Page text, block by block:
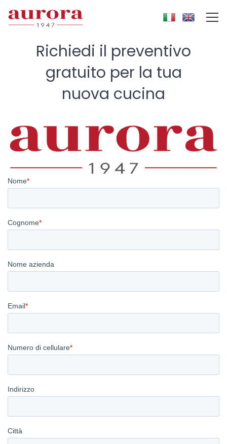
Richiedi il preventivo
gratuito per la tua
nuova cucina